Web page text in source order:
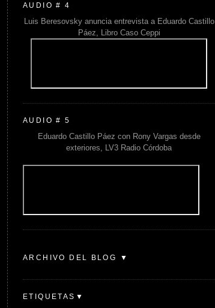
AUDIO # 4
Luis Beresovsky anuncia entrevista a Eduardo Castillo
Páez, Libro Caso Ceppi
AUDIO # 5
Eduardo Castillo Páez con Rony Vargas desde
exteriores, LV3 Radio Córdoba
ARCHIVO DEL BLOG ▼
ETIQUETAS▼